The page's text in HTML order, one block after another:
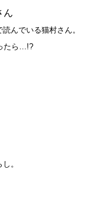
ん
んでいる猫村さん。
たら…!?
。